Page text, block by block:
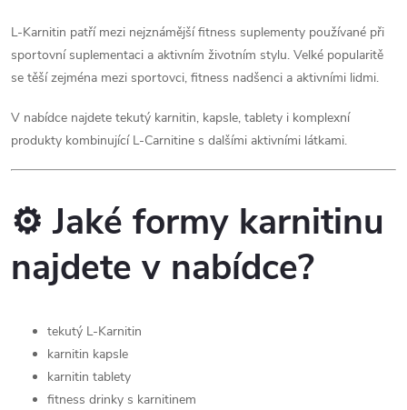
v
k
y
v
ý
p
s
L-Karnitin patří mezi nejznámější fitness suplementy používané při
sportovní suplementaci a aktivním životním stylu. Velké popularitě
se těší zejména mezi sportovci, fitness nadšenci a aktivními lidmi.
V nabídce najdete tekutý karnitin, kapsle, tablety i komplexní
produkty kombinující L-Carnitine s dalšími aktivními látkami.
⚙️ Jaké formy karnitinu
najdete v nabídce?
tekutý L-Karnitin
karnitin kapsle
karnitin tablety
fitness drinky s karnitinem